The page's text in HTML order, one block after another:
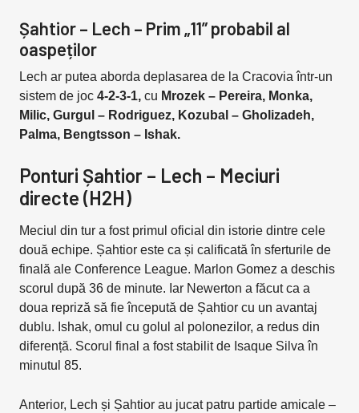
Șahtior – Lech – Prim „11” probabil al
oaspeților
Lech ar putea aborda deplasarea de la Cracovia într-un
sistem de joc 4-2-3-1, cu Mrozek – Pereira, Monka,
Milic, Gurgul – Rodriguez, Kozubal – Gholizadeh,
Palma, Bengtsson – Ishak.
Ponturi Șahtior – Lech – Meciuri
directe (H2H)
Meciul din tur a fost primul oficial din istorie dintre cele
două echipe. Șahtior este ca și calificată în sferturile de
finală ale Conference League. Marlon Gomez a deschis
scorul după 36 de minute. Iar Newerton a făcut ca a
doua repriză să fie începută de Șahtior cu un avantaj
dublu. Ishak, omul cu golul al polonezilor, a redus din
diferență. Scorul final a fost stabilit de Isaque Silva în
minutul 85.
Anterior, Lech și Șahtior au jucat patru partide amicale –